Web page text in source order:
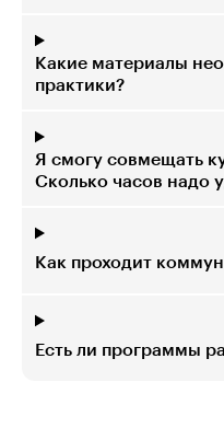
Какие материалы
практики?
Я смогу совмещать
Сколько часов надо
Как проходит
Есть ли программы